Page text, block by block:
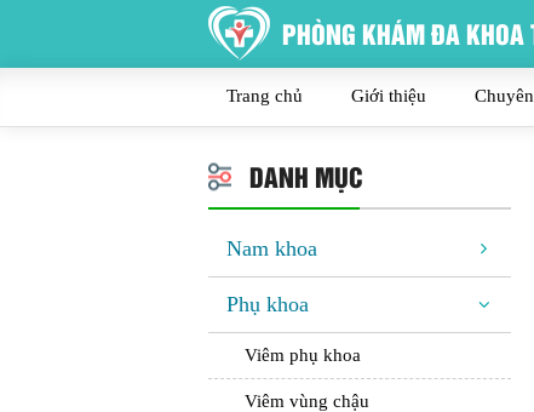
PHÒNG KHÁM ĐA KHOA
Trang chủ Giới thiệu
DANH MỤC
Nam khoa
Phụ khoa
Viêm phụ khoa
Viêm vùng chậu